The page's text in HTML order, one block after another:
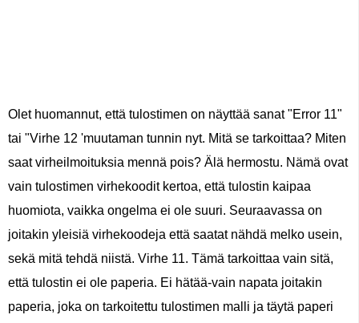
Olet huomannut, että tulostimen on näyttää sanat "Error 11"
tai "Virhe 12 'muutaman tunnin nyt. Mitä se tarkoittaa? Miten
saat virheilmoituksia mennä pois? Älä hermostu. Nämä ovat
vain tulostimen virhekoodit kertoa, että tulostin kaipaa
huomiota, vaikka ongelma ei ole suuri. Seuraavassa on
joitakin yleisiä virhekoodeja että saatat nähdä melko usein,
sekä mitä tehdä niistä. Virhe 11. Tämä tarkoittaa vain sitä,
että tulostin ei ole paperia. Ei hätää-vain napata joitakin
paperia, joka on tarkoitettu tulostimen malli ja täytä paperi